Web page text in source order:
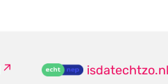
isdatechtzo.nl